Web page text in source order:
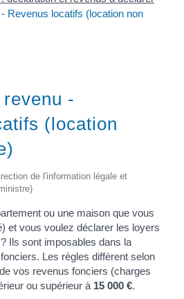
Revenus locatifs (location non
-
(location
de l'information légale et
ou une maison que vous
et vous voulez déclarer les loyers
Ils sont imposables dans la
Les règles diffèrent selon
vos revenus fonciers (charges
ou supérieur à 15 000 €.